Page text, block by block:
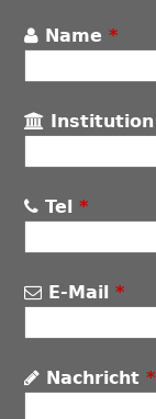
Name*
Institution
Tel*
E-Mail*
Nachricht*